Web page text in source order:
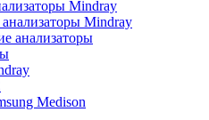
Mindray
Mindray
анализаторы
Medison